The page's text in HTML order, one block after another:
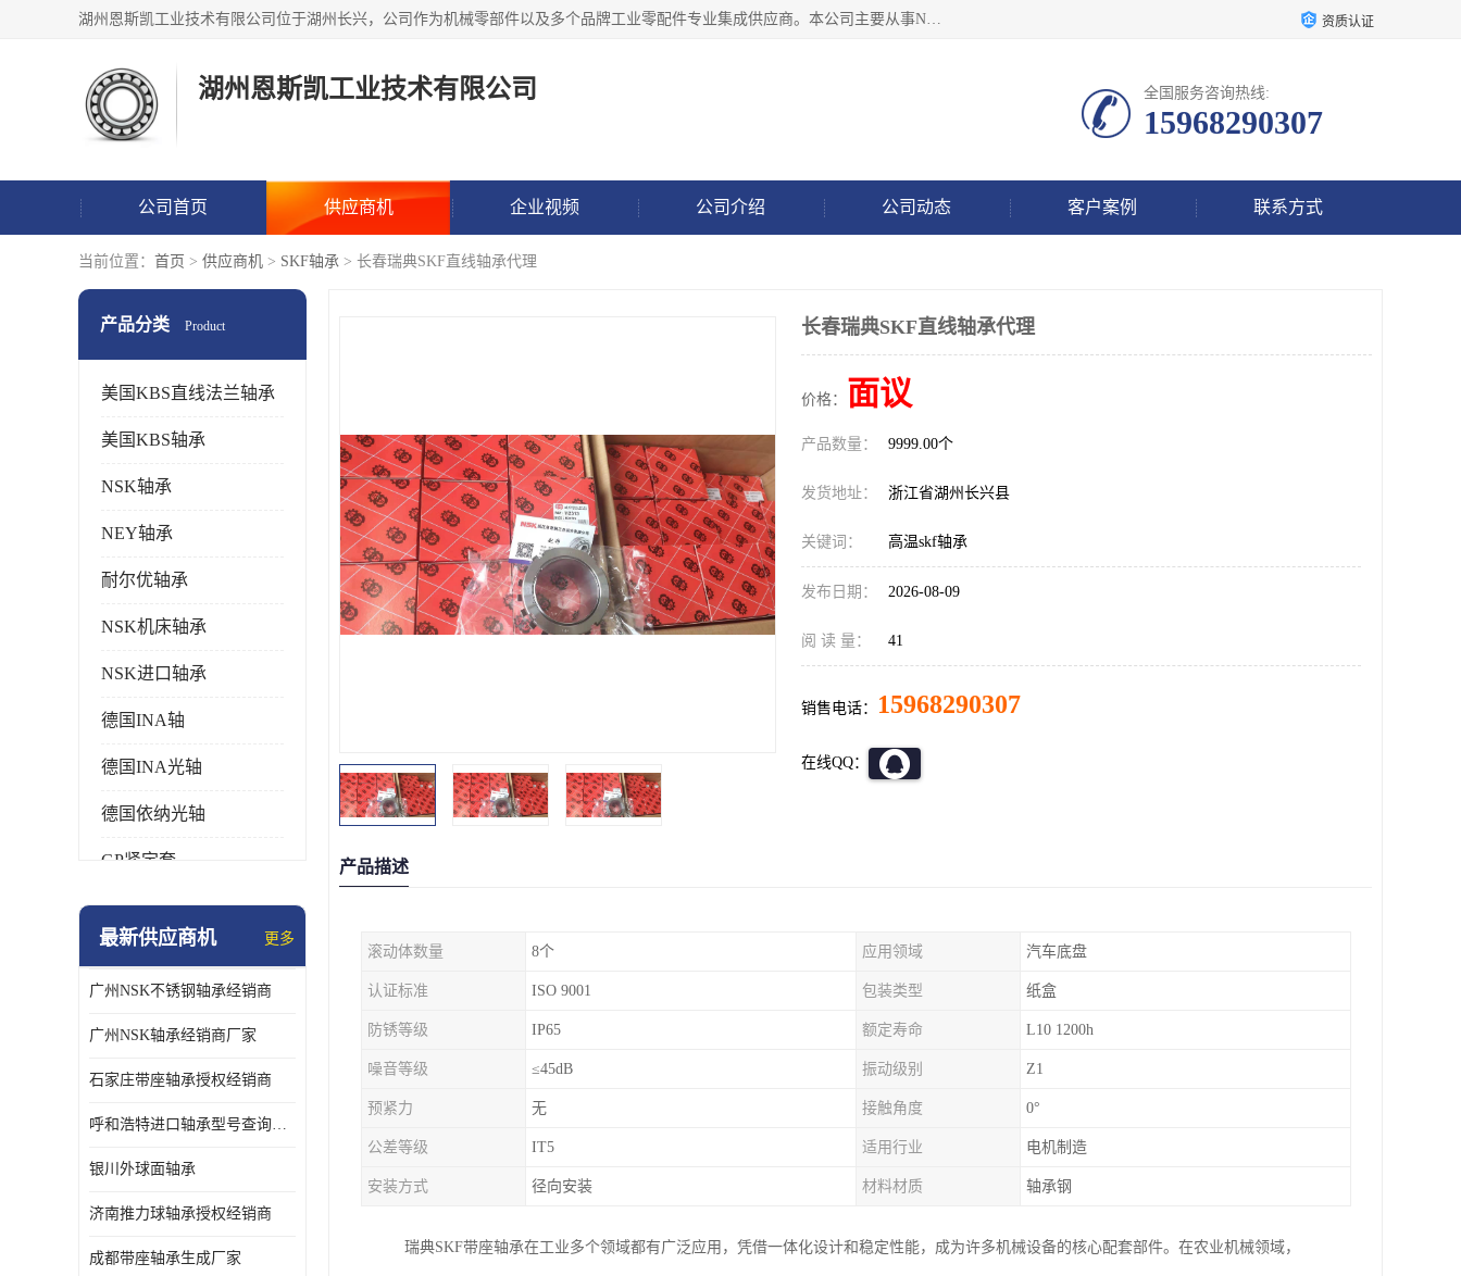
湖州恩斯凯工业技术有限公司位于湖州长兴，公司作为机械零部件以及多个品牌工业零配件专业集成供应商。本公司主要从事NSK进口轴承、SKF进口轴承、FAG进口轴承、NTN进口轴承、国产轴承：ZWZ、HRB、C&U轴承外球面轴承、导轨、丝杠、滑块、 润滑油、工业皮带及其他工业零部件的销售. 资质认证
湖州恩斯凯工业技术有限公司 全国服务咨询热线:
15968290307
公司首页 供应商机 企业视频 公司介绍 公司动态 客户案例 联系方式
当前位置： 首页 > 供应商机 > SKF轴承 > 长春瑞典SKF直线轴承代理
产品分类 Product
美国KBS直线法兰轴承
美国KBS轴承
NSK轴承
NEY轴承
耐尔优轴承
NSK机床轴承
NSK进口轴承
德国INA轴
德国INA光轴
德国依纳光轴
GP紧定套
SKF轴承
日本NSK进口轴承
德国INA进口轴承
最新供应商机 更多
广州NSK不锈钢轴承经销商
广州NSK轴承经销商厂家
石家庄带座轴承授权经销商
呼和浩特进口轴承型号查询授权经销商
银川外球面轴承
济南推力球轴承授权经销商
成都带座轴承生成厂家
长春瑞典SKF直线轴承代理
价格： 面议
产品数量： 9999.00个
发货地址： 浙江省湖州长兴县
关键词： 高温skf轴承
发布日期： 2026-08-09
阅 读 量： 41
销售电话： 15968290307
在线QQ：
产品描述
滚动体数量 8个 应用领域 汽车底盘
认证标准 ISO 9001 包装类型 纸盒
防锈等级 IP65 额定寿命 L10 1200h
噪音等级 ≤45dB 振动级别 Z1
预紧力 无 接触角度 0°
公差等级 IT5 适用行业 电机制造
安装方式 径向安装 材料材质 轴承钢
瑞典SKF带座轴承在工业多个领域都有广泛应用，凭借一体化设计和稳定性能，成为许多机械设备的核心配套部件。在农业机械领域，